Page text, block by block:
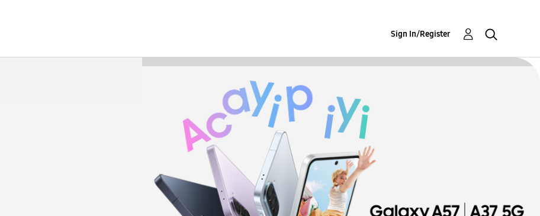
Sign In/Register